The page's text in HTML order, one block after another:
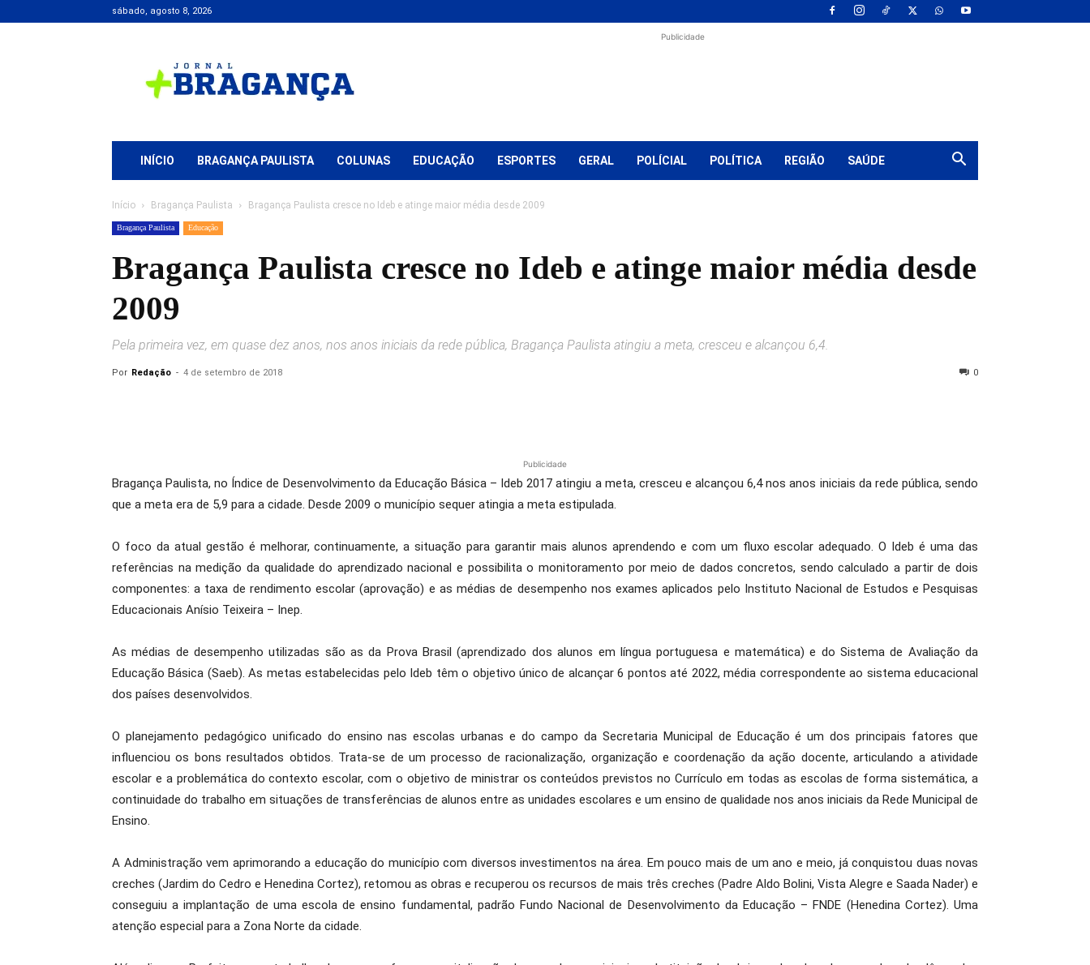
sábado, agosto 8, 2026
+
Bragança
Publicidade
INÍCIO BRAGANÇA PAULISTA COLUNAS EDUCAÇÃO ESPORTES GERAL POLÍCIAL POLÍTICA REGIÃO SAÚDE
Início Bragança Paulista Bragança Paulista cresce no Ideb e atinge maior média desde 2009
Bragança Paulista Educação
Bragança Paulista cresce no Ideb e atinge maior média desde
2009
Pela primeira vez, em quase dez anos, nos anos iniciais da rede pública, Bragança Paulista atingiu a meta, cresceu e alcançou 6,4.
Por Redação - 4 de setembro de 2018 0
Publicidade
Bragança Paulista, no Índice de Desenvolvimento da Educação Básica – Ideb 2017 atingiu a meta, cresceu e alcançou 6,4 nos anos iniciais da rede pública, sendo
que a meta era de 5,9 para a cidade. Desde 2009 o município sequer atingia a meta estipulada.
O foco da atual gestão é melhorar, continuamente, a situação para garantir mais alunos aprendendo e com um fluxo escolar adequado. O Ideb é uma das
referências na medição da qualidade do aprendizado nacional e possibilita o monitoramento por meio de dados concretos, sendo calculado a partir de dois
componentes: a taxa de rendimento escolar (aprovação) e as médias de desempenho nos exames aplicados pelo Instituto Nacional de Estudos e Pesquisas
Educacionais Anísio Teixeira – Inep.
As médias de desempenho utilizadas são as da Prova Brasil (aprendizado dos alunos em língua portuguesa e matemática) e do Sistema de Avaliação da
Educação Básica (Saeb). As metas estabelecidas pelo Ideb têm o objetivo único de alcançar 6 pontos até 2022, média correspondente ao sistema educacional
dos países desenvolvidos.
O planejamento pedagógico unificado do ensino nas escolas urbanas e do campo da Secretaria Municipal de Educação é um dos principais fatores que
influenciou os bons resultados obtidos. Trata-se de um processo de racionalização, organização e coordenação da ação docente, articulando a atividade
escolar e a problemática do contexto escolar, com o objetivo de ministrar os conteúdos previstos no Currículo em todas as escolas de forma sistemática, a
continuidade do trabalho em situações de transferências de alunos entre as unidades escolares e um ensino de qualidade nos anos iniciais da Rede Municipal de
Ensino.
A Administração vem aprimorando a educação do município com diversos investimentos na área. Em pouco mais de um ano e meio, já conquistou duas novas
creches (Jardim do Cedro e Henedina Cortez), retomou as obras e recuperou os recursos de mais três creches (Padre Aldo Bolini, Vista Alegre e Saada Nader) e
conseguiu a implantação de uma escola de ensino fundamental, padrão Fundo Nacional de Desenvolvimento da Educação – FNDE (Henedina Cortez). Uma
atenção especial para a Zona Norte da cidade.